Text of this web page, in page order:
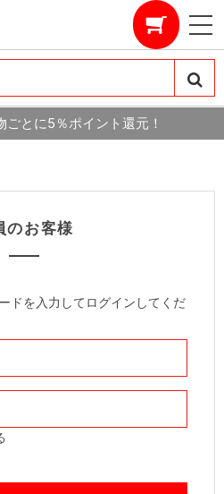
とに5％ポイント還元！
のお客様
ドを入力してログインしてくだ